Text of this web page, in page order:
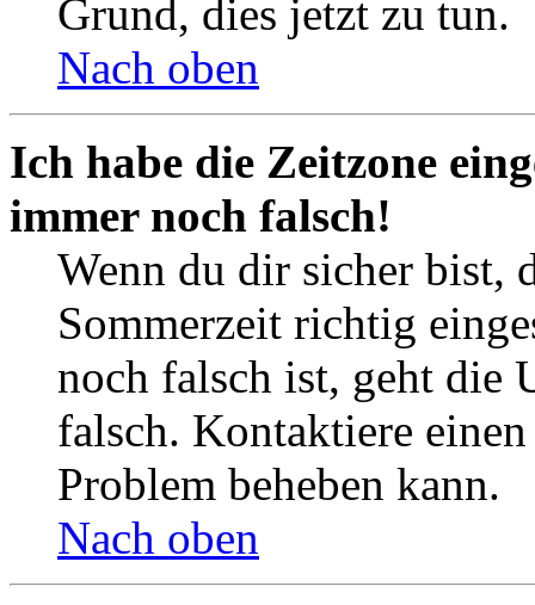
Grund, dies jetzt zu tun.
Nach oben
Ich habe die Zeitzone
immer noch falsch!
Wenn du dir sicher bist,
Sommerzeit richtig
noch falsch ist, geht die
falsch. Kontaktiere
Problem beheben kann.
Nach oben